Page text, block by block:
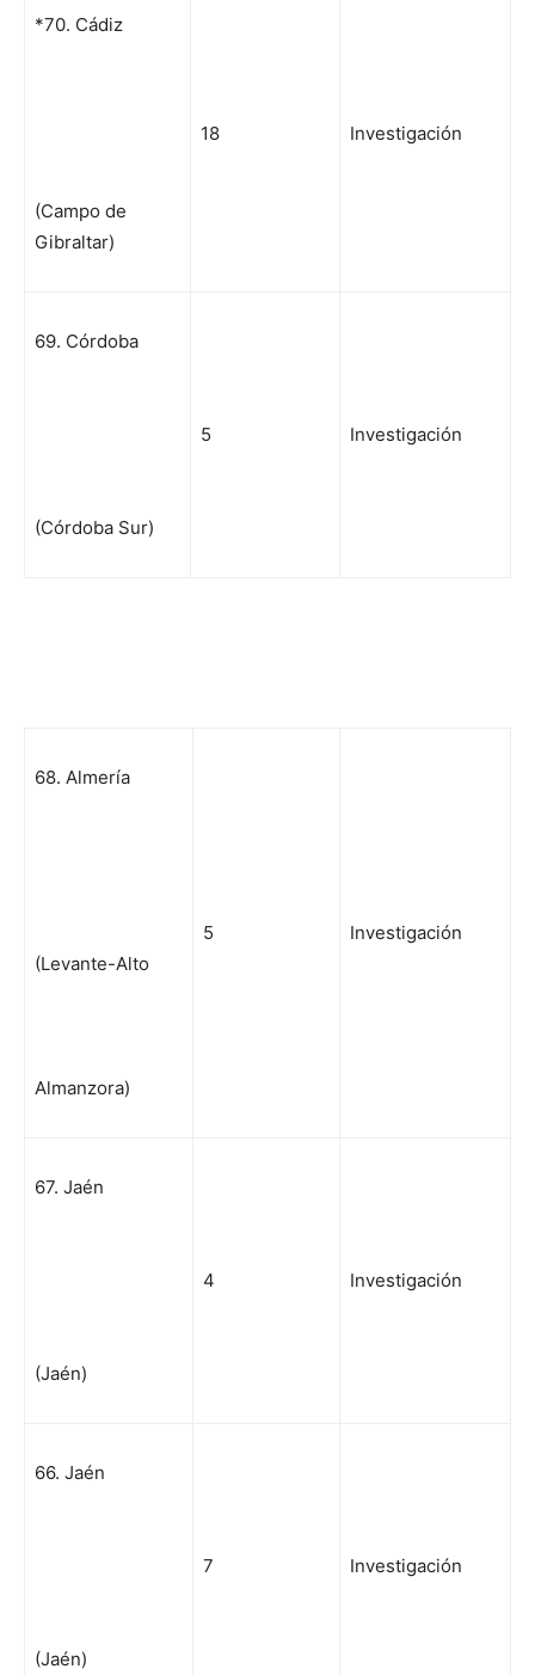
*70. Cádiz
(Campo de
Gibraltar)
18 Investigación
69. Córdoba
(Córdoba Sur)
5 Investigación
68. Almería
(Levante-Alto
Almanzora)
5 Investigación
67. Jaén
(Jaén)
4 Investigación
66. Jaén
(Jaén)
7 Investigación